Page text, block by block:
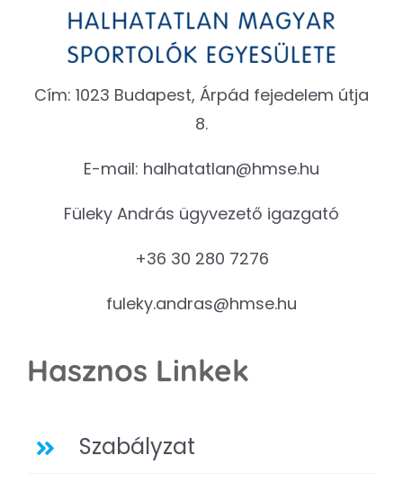
Cím: 1023 Budapest, Árpád fejedelem útja
8.
E-mail: halhatatlan@hmse.hu
Füleky András ügyvezető igazgató
+36 30 280 7276
fuleky.andras@hmse.hu
Hasznos Linkek
Szabályzat